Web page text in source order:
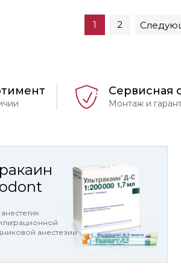
1 2
Сервисная
Монтаж и
анестезии